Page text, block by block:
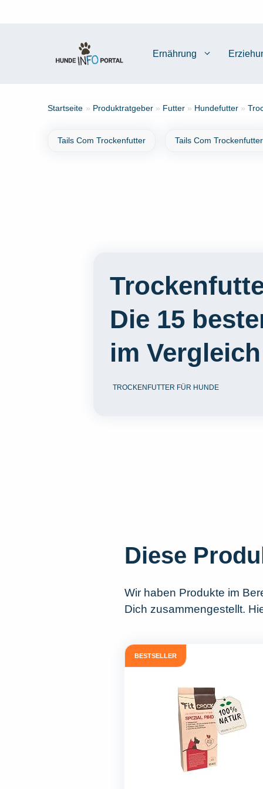
Ernährung
Startseite » Produktratgeber » Futter » Hundefutter »
Tails Com Trockenfutter Tails Com Trockenfutter
Die 15
im Vergleich
TROCKENFUTTER FÜR HUNDE
Diese
Wir haben Produkte im
Dich zusammengestellt.
BESTSELLER